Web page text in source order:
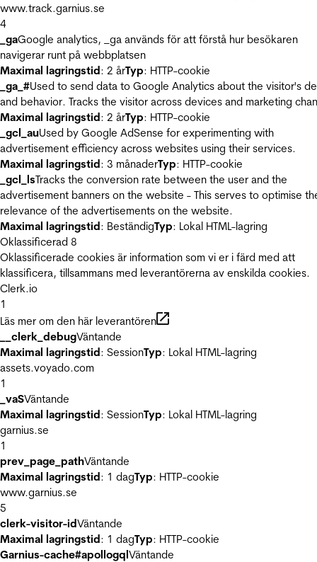
www.track.garnius.se
4
_gaGoogle analytics, _ga används för att förstå hur besökaren
navigerar runt på webbplatsen
Maximal lagringstid: 2 årTyp: HTTP-cookie
_ga_#Used to send data to Google Analytics about the visitor's
and behavior. Tracks the visitor across devices and marketing
Maximal lagringstid: 2 årTyp: HTTP-cookie
_gcl_auUsed by Google AdSense for experimenting with
advertisement efficiency across websites using their services.
Maximal lagringstid: 3 månaderTyp: HTTP-cookie
_gcl_lsTracks the conversion rate between the user and the
advertisement banners on the website - This serves to optimise
relevance of the advertisements on the website.
Maximal lagringstid: BeständigTyp: Lokal HTML-lagring
Oklassificerad 8
Oklassificerade cookies är information som vi er i färd med att
klassificera, tillsammans med leverantörerna av enskilda cookies.
Clerk.io
1
Läs mer om den här leverantören
__clerk_debugVäntande
Maximal lagringstid: SessionTyp: Lokal HTML-lagring
assets.voyado.com
1
_vaSVäntande
Maximal lagringstid: SessionTyp: Lokal HTML-lagring
garnius.se
1
prev_page_pathVäntande
Maximal lagringstid: 1 dagTyp: HTTP-cookie
www.garnius.se
5
clerk-visitor-idVäntande
Maximal lagringstid: 1 dagTyp: HTTP-cookie
Garnius-cache#apollogqlVäntande